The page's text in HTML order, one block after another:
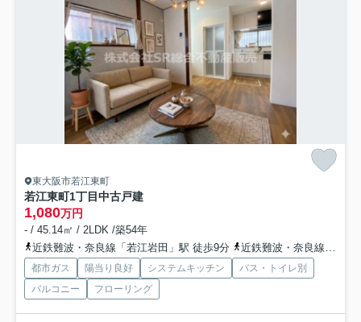
東大阪市若江東町
若江東町1丁目中古戸建
1,080万円
- / 45.14㎡ / 2LDK /築54年
近鉄難波・奈良線「若江岩田」駅 徒歩9分
近鉄難波・奈良線「河内花園」駅 徒歩15分
都市ガス 陽当り良好 システムキッチン
バス・トイレ別
バルコニー
フローリング